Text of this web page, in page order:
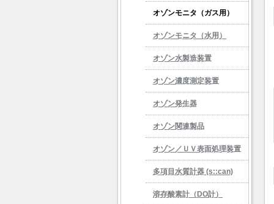
オゾンモニタ（ガス用）
オゾンモニタ（水用）
オゾン水製造装置
オゾン濃度測定装置
オゾン発生器
オゾン関連製品
オゾン／ＵＶ表面処理装置
加温・加湿機能付
多項目水質計器 (s::can)
溶存酸素計（DO計）